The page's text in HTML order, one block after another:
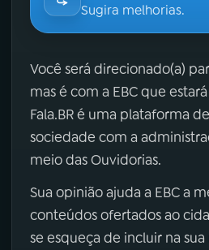
Sugira melhorias.
Você será direcionado(a)
mas é com a EBC que
Fala.BR é uma plataforma
sociedade com a
meio das Ouvidorias.
Sua opinião ajuda a EBC a
conteúdos ofertados ao
se esqueça de incluir na